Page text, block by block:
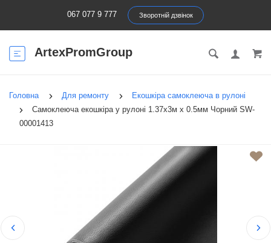
067 077 9 777 Зворотній дзвінок
ArtexPromGroup
Головна Для ремонту
Екошкіра самоклеюча в рулоні
Самоклеюча екошкіра у рулоні 1.37х3м х 0.5мм Чорний SW-
00001413